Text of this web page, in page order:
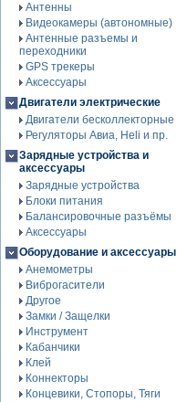
Антенны
Видеокамеры (автономные)
Антенные разъемы и
переходники
GPS трекеры
Аксессуары
Двигатели электрические
Двигатели бесколлекторные
Регуляторы Авиа, Heli и пр.
Зарядные устройства и
аксессуары
Зарядные устройства
Блоки питания
Балансировочные разъёмы
Аксессуары
Оборудование и аксессуары
Анемометры
Виброгасители
Другое
Замки / Защелки
Инструмент
Кабанчики
Клей
Коннекторы
Концевики, Стопоры, Тяги